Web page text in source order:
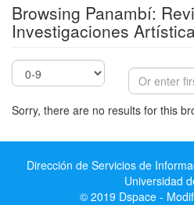
Browsing Panambí:
Investigaciones
Sorry, there are no results for this
Dirección de Servicios de
Universidad
© 2019 Dspace -